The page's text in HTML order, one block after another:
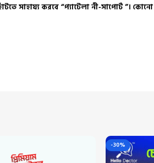
সাহায্য করবে “প্যাটেলা নী-সাপোর্ট ”।
-30%